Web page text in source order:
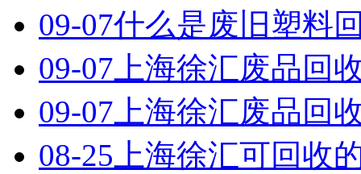
09-07什么是废旧塑料
09-07 上海徐汇废品回
09-07 上海徐汇废品回
08-25 上海徐汇可回收